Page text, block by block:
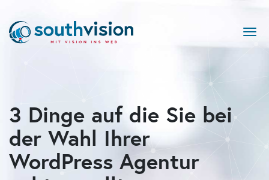
3 Dinge auf die Sie bei
der Wahl Ihrer
WordPress Agentur